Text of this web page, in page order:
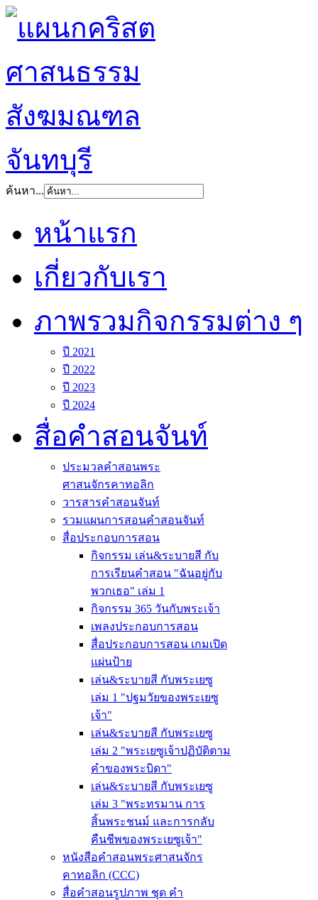
ค้นหา...
หน้าแรก
เกี่ยวกับเรา
ภาพรวมกิจกรรมต่าง ๆ
ปี 2021
ปี 2022
ปี 2023
ปี 2024
สื่อคำสอนจันท์
ประมวลคำสอนพระ
ศาสนจักรคาทอลิก
วารสารคำสอนจันท์
รวมแผนการสอนคำสอนจันท์
สื่อประกอบการสอน
กิจกรรม เล่น&ระบายสี กับ
การเรียนคำสอน "ฉันอยู่กับ
พวกเธอ" เล่ม 1
กิจกรรม 365 วันกับพระเจ้า
เพลงประกอบการสอน
สื่อประกอบการสอน เกมเปิด
แผ่นป้าย
เล่น&ระบายสี กับพระเยซู
เล่ม 1 "ปฐมวัยของพระเยซู
เจ้า"
เล่น&ระบายสี กับพระเยซู
เล่ม 2 "พระเยซูเจ้าปฏิบัติตาม
คำของพระบิดา"
เล่น&ระบายสี กับพระเยซู
เล่ม 3 "พระทรมาน การ
สิ้นพระชนม์ และการกลับ
คืนชีพของพระเยซูเจ้า"
หนังสือคำสอนพระศาสนจักร
คาทอลิก (CCC)
สื่อคำสอนรูปภาพ ชุด คำ